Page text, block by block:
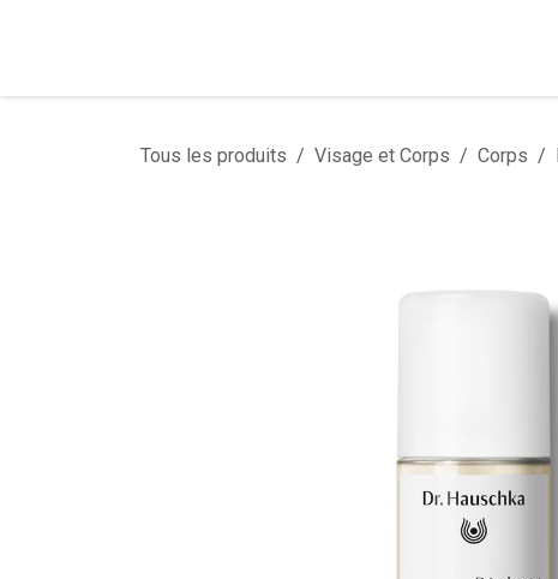
Tous les produits Visage et Corps Corps